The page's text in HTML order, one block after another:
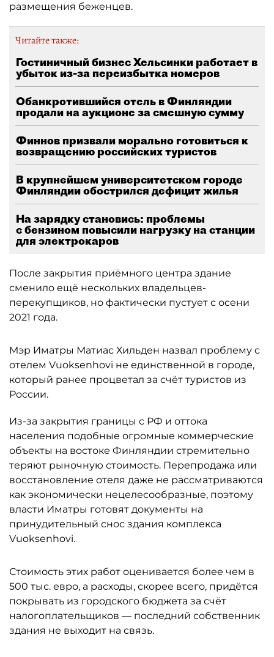
размещения беженцев.
Читайте также:
Гостиничный бизнес Хельсинки работает в
убыток из-за переизбытка номеров
Обанкротившийся отель в Финляндии
продали на аукционе за смешную сумму
Финнов призвали морально готовиться к
возвращению российских туристов
В крупнейшем университетском городе
Финляндии обострился дефицит жилья
На зарядку становись: проблемы
с бензином повысили нагрузку на станции
для электрокаров
После закрытия приёмного центра здание
сменило ещё нескольких владельцев-
перекупщиков, но фактически пустует с осени
2021 года.
Мэр Иматры Матиас Хильден назвал проблему с
отелем Vuoksenhovi не единственной в городе,
который ранее процветал за счёт туристов из
России.
Из-за закрытия границы с РФ и оттока
населения подобные огромные коммерческие
объекты на востоке Финляндии стремительно
теряют рыночную стоимость. Перепродажа или
восстановление отеля даже не рассматриваются
как экономически нецелесообразные, поэтому
власти Иматры готовят документы на
принудительный снос здания комплекса
Vuoksenhovi.
Стоимость этих работ оценивается более чем в
500 тыс. евро, а расходы, скорее всего, придётся
покрывать из городского бюджета за счёт
налогоплательщиков — последний собственник
здания не выходит на связь.